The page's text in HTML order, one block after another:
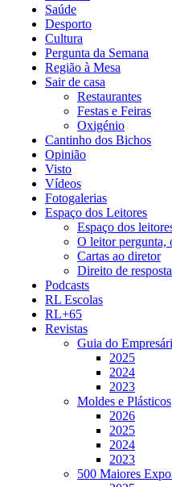
Saúde
Desporto
Cultura
Pergunta da Semana
Região à Mesa
Sair de casa
Restaurantes
Festas e Feiras
Oxigénio
Cantinho dos Bichos
Opinião
Visto
Vídeos
Fotogalerias
Espaço dos Leitores
Espaço dos
O leitor pergunta,
Cartas ao diretor
Direito de resposta
Podcasts
RL Escolas
RL+65
Revistas
Guia do
2025
2024
2023
Moldes e Plásticos
2026
2025
2024
2023
500 Maiores